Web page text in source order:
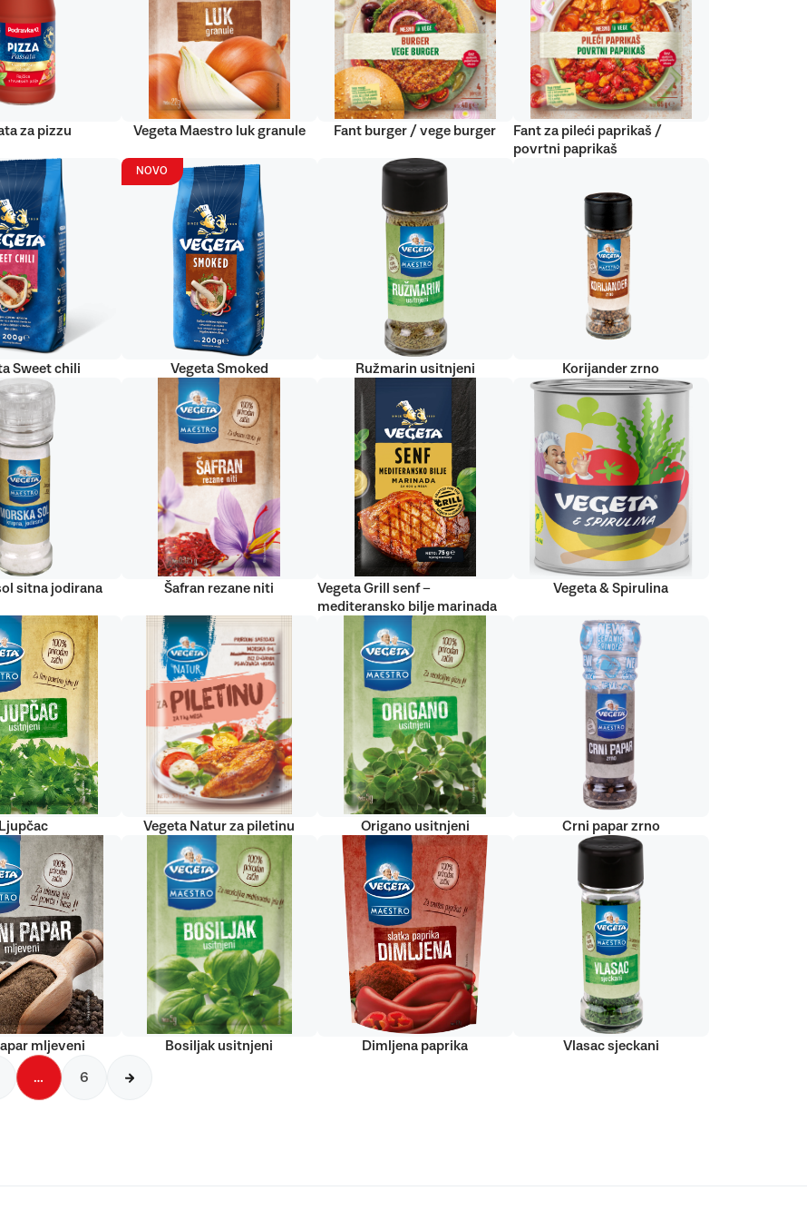
za pizzu Vegeta Maestro luk granule Fant burger / vege burger
Fant za pileći paprikaš /
povrtni paprikaš
Sweet chili
NOVO
Vegeta Smoked Ružmarin usitnjeni Korijander zrno
sitna jodirana Šafran rezane niti
Vegeta Grill senf –
mediteransko bilje marinada
Vegeta & Spirulina
Ljupčac Vegeta Natur za piletinu Origano usitnjeni Crni papar zrno
mljeveni Bosiljak usitnjeni Dimljena paprika Vlasac sjeckani
… 6